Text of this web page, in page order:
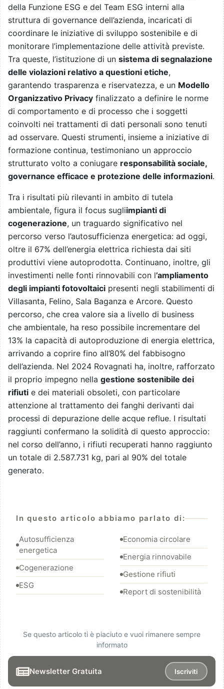
della Funzione ESG e del Team ESG interni alla
struttura di governance dell’azienda, incaricati di
coordinare le iniziative di sviluppo sostenibile e di
monitorare l’implementazione delle attività previste.
Tra queste, l’istituzione di un sistema di segnalazione
delle violazioni relativo a questioni etiche,
garantendo trasparenza e riservatezza, e un Modello
Organizzativo Privacy finalizzato a definire le norme
di comportamento e di processo che i soggetti
coinvolti nei trattamenti di dati personali sono tenuti
ad osservare. Questi strumenti, insieme a iniziative di
formazione continua, testimoniano un approccio
strutturato volto a coniugare responsabilità sociale,
governance efficace e protezione delle informazioni.
Tra i risultati più rilevanti in ambito di tutela
ambientale, figura il focus sugliimpianti di
cogenerazione, un traguardo significativo nel
percorso verso l’autosufficienza energetica: ad oggi,
oltre il 67% dell’energia elettrica richiesta dai siti
produttivi viene autoprodotta. Continuano, inoltre, gli
investimenti nelle fonti rinnovabili con l’ampliamento
degli impianti fotovoltaici presenti negli stabilimenti di
Villasanta, Felino, Sala Baganza e Arcore. Questo
percorso, che crea valore sia a livello di business
che ambientale, ha reso possibile incrementare del
13% la capacità di autoproduzione di energia elettrica,
arrivando a coprire fino all’80% del fabbisogno
dell’azienda. Nel 2024 Rovagnati ha, inoltre, rafforzato
il proprio impegno nella gestione sostenibile dei
rifiuti e dei materiali obsoleti, con particolare
attenzione al trattamento dei fanghi derivanti dai
processi di depurazione delle acque reflue. I risultati
raggiunti confermano la solidità di questo approccio:
nel corso dell’anno, i rifiuti recuperati hanno raggiunto
un totale di 2.587.731 kg, pari al 90% del totale
generato.
In questo articolo abbiamo parlato di:
Autosufficienza
energetica
Cogenerazione
ESG
Economia circolare
Energia rinnovabile
Gestione rifiuti
Report di sostenibilità
Se questo articolo ti è piaciuto e vuoi rimanere sempre
informato
Newsletter Gratuita Iscriviti